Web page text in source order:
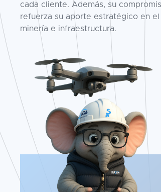
cada cliente. Además, su
refuerza su aporte estratégico en
minería e infraestructura.